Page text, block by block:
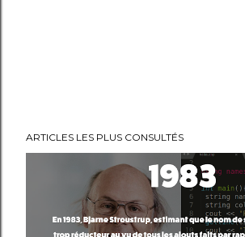
ARTICLES LES PLUS CONSULTÉS